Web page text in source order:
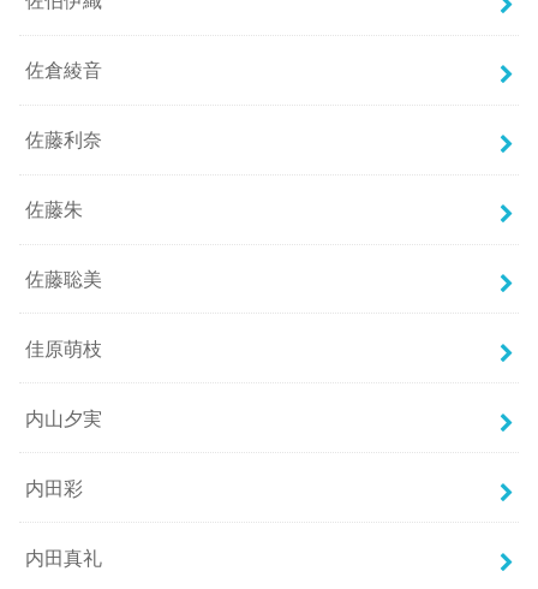
佐倉綾音
佐藤利奈
佐藤朱
佐藤聡美
佳原萌枝
内山夕実
内田彩
内田真礼